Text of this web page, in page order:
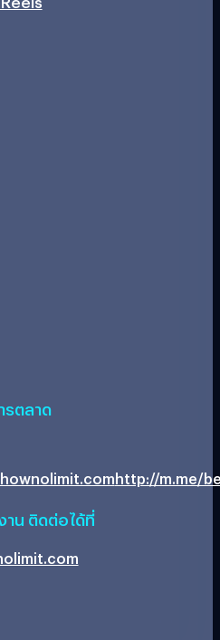
รตลาด
http://m.me/
น ติดต่อได้ที่